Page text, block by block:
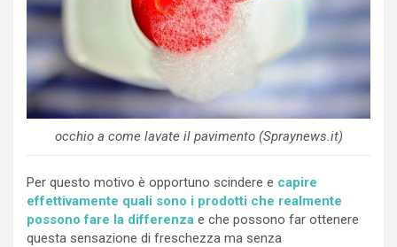
occhio a come lavate il pavimento (Spraynews.it)
Per questo motivo è opportuno scindere e capire
effettivamente quali sono i prodotti che realmente
possono fare la differenza e che possono far ottenere
questa sensazione di freschezza ma senza